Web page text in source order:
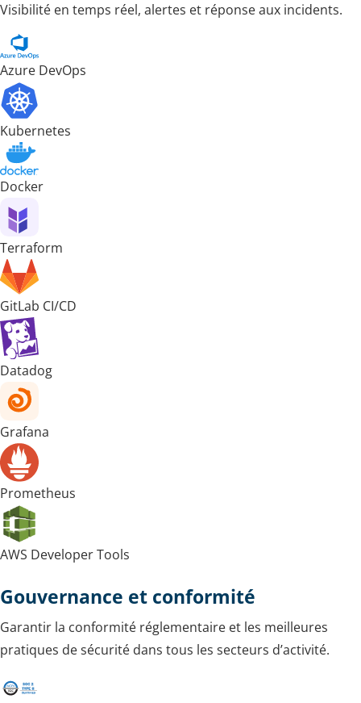
Visibilité en temps réel, alertes et réponse aux incidents.
Azure DevOps
Kubernetes
Docker
Terraform
GitLab CI/CD
Datadog
Grafana
Prometheus
AWS Developer Tools
Gouvernance et conformité
Garantir la conformité réglementaire et les meilleures
pratiques de sécurité dans tous les secteurs d’activité.